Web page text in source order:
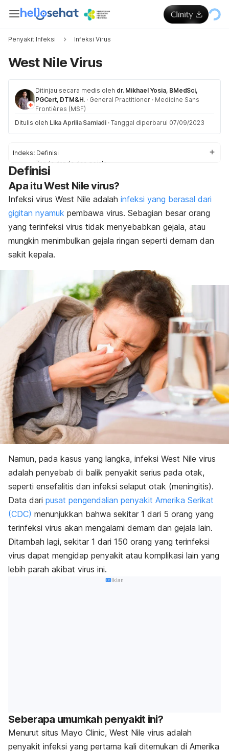
Penyakit Infeksi Infeksi Virus
West Nile Virus
Ditinjau secara medis oleh dr. Mikhael Yosia, BMedSci,
PGCert, DTM&H. · General Practitioner · Medicine Sans
Frontières (MSF)
Ditulis oleh Lika Aprilia Samiadi · Tanggal diperbarui 07/09/2023
Indeks: Definisi
Tanda-tanda dan gejala
Penyebab
Faktor-faktor risiko
Pengobatan di rumah
Definisi
Apa itu West Nile virus?
Infeksi virus West Nile adalah infeksi yang berasal dari
gigitan nyamuk pembawa virus. Sebagian besar orang
yang terinfeksi virus tidak menyebabkan gejala, atau
mungkin menimbulkan gejala ringan seperti demam dan
sakit kepala.
Namun, pada kasus yang langka, infeksi West Nile virus
adalah penyebab di balik penyakit serius pada otak,
seperti ensefalitis dan infeksi selaput otak (meningitis).
Data dari pusat pengendalian penyakit Amerika Serikat
(CDC) menunjukkan bahwa sekitar 1 dari 5 orang yang
terinfeksi virus akan mengalami demam dan gejala lain.
Ditambah lagi, sekitar 1 dari 150 orang yang terinfeksi
virus dapat mengidap penyakit atau komplikasi lain yang
lebih parah akibat virus ini.
Iklan
Seberapa umumkah penyakit ini?
Menurut situs Mayo Clinic, West Nile virus adalah
penyakit infeksi yang pertama kali ditemukan di Amerika